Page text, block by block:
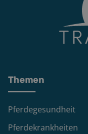
Themen
Pferdegesundheit
Pferdekrankheiten